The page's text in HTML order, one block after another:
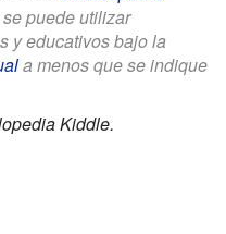
puede utilizar
y educativos bajo la
a menos que se indique
Kiddle.